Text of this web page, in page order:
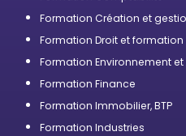
Formation Création et
Formation Droit et formation
Formation Environnement et
Formation Finance
Formation Immobilier, BTP
Formation Industries